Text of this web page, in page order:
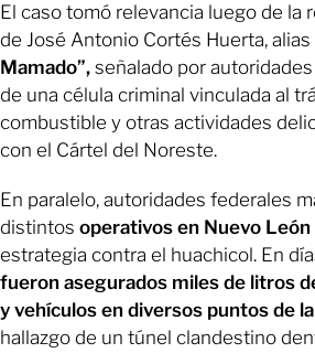
El caso tomó relevancia luego de la
de José Antonio Cortés Huerta, alias
Mamado”, señalado por
de una célula criminal vinculada al
combustible y otras actividades
con el Cártel del Noreste.
En paralelo, autoridades federales
distintos operativos en Nuevo León
estrategia contra el huachicol. En
fueron asegurados miles de litros
y vehículos en diversos puntos de
hallazgo de un túnel clandestino